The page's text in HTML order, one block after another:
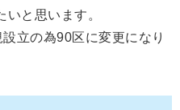
と思います。
立の為90区に変更になり